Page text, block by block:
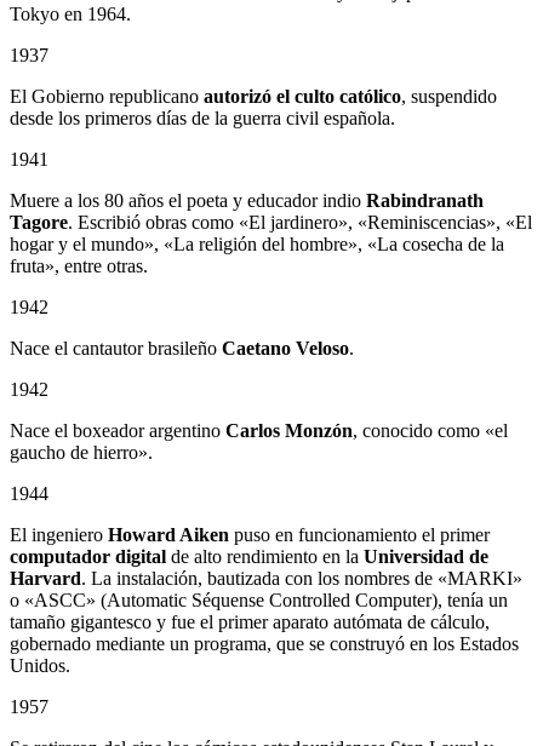
Tokyo en 1964.
1937
El Gobierno republicano autorizó el culto católico, suspendido
desde los primeros días de la guerra civil española.
1941
Muere a los 80 años el poeta y educador indio Rabindranath
Tagore. Escribió obras como «El jardinero», «Reminiscencias», «El
hogar y el mundo», «La religión del hombre», «La cosecha de la
fruta», entre otras.
1942
Nace el cantautor brasileño Caetano Veloso.
1942
Nace el boxeador argentino Carlos Monzón, conocido como «el
gaucho de hierro».
1944
El ingeniero Howard Aiken puso en funcionamiento el primer
computador digital de alto rendimiento en la Universidad de
Harvard. La instalación, bautizada con los nombres de «MARKI»
o «ASCC» (Automatic Séquense Controlled Computer), tenía un
tamaño gigantesco y fue el primer aparato autómata de cálculo,
gobernado mediante un programa, que se construyó en los Estados
Unidos.
1957